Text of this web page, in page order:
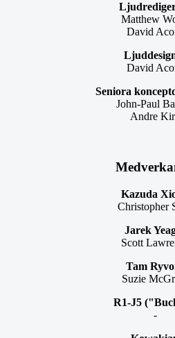
Matthew
David
David
Seniora
John-Paul
Andre
Kazuda
Christopher
Jarek
Scott
Tam
Suzie
R1-J5
-